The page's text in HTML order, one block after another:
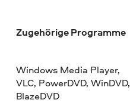
Zugehörige Programme
Windows Media Player,
VLC, PowerDVD, WinDVD,
BlazeDVD